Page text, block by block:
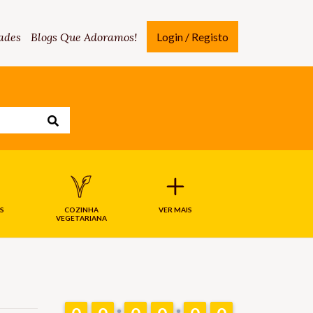
Blogs Que Adoramos! Login / Registo
COZINHA
VEGETARIANA
VER MAIS